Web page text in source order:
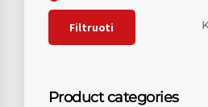
Filtruoti
Product categories